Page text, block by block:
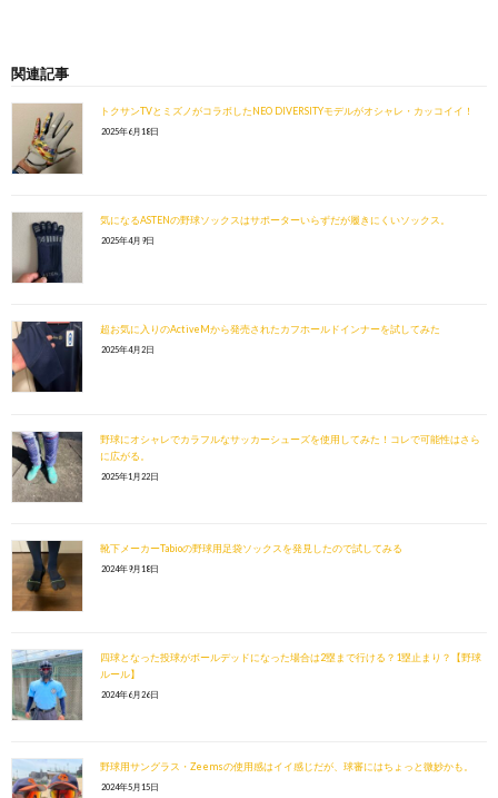
関連記事
トクサンTVとミズノがコラボしたNEO DIVERSITYモデルがオシャレ・カッコイイ！
2025年6月18日
気になるASTENの野球ソックスはサポーターいらずだが履きにくいソックス。
2025年4月9日
超お気に入りのActiveMから発売されたカフホールドインナーを試してみた
2025年4月2日
野球にオシャレでカラフルなサッカーシューズを使用してみた！コレで可能性はさら
に広がる。
2025年1月22日
靴下メーカーTabioの野球用足袋ソックスを発見したので試してみる
2024年9月18日
四球となった投球がボールデッドになった場合は2塁まで行ける？1塁止まり？【野球
ルール】
2024年6月26日
野球用サングラス・Zeemsの使用感はイイ感じだが、球審にはちょっと微妙かも。
2024年5月15日